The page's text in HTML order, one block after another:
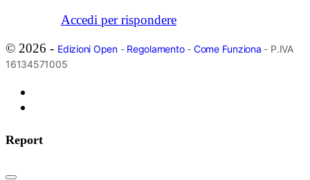
Accedi per rispondere
© 2026 - Edizioni Open- Regolamento- Come Funziona - P.IVA
16134571005
Report